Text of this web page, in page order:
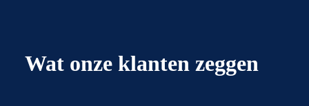
Wat onze klanten zeggen